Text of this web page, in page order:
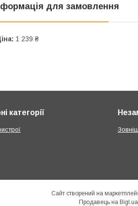
для замовлення
1 239 ₴
категорії
Сайт створений на
Продавець на Bigl.ua